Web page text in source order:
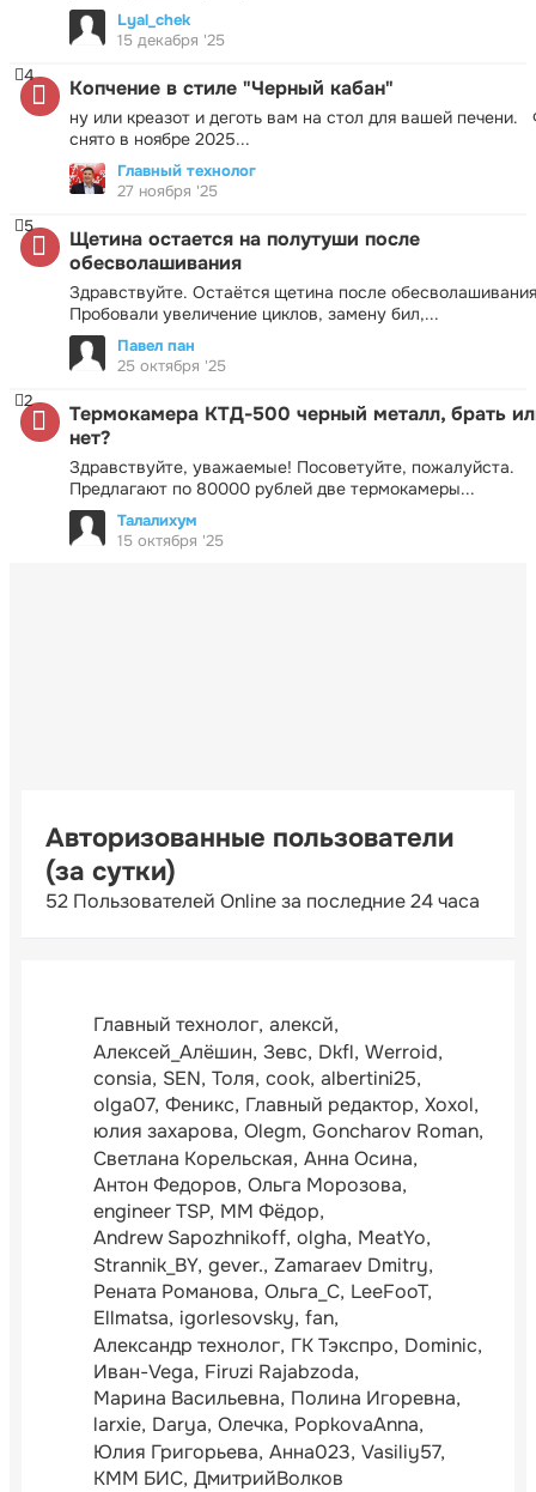
Lyal_chek
15 декабря '25
Копчение в стиле "Черный кабан"
ну или креазот и деготь вам на стол для вашей печени.
снято в ноябре 2025...
4
Главный технолог
27 ноября '25
Щетина остается на полутуши после
обесволашивания
Здравствуйте. Остаётся щетина после
Пробовали увеличение циклов, замену бил,...
5
Павел пан
25 октября '25
Термокамера КТД-500 черный металл, брать
нет?
Здравствуйте, уважаемые! Посоветуйте, пожалуйста.
Предлагают по 80000 рублей две термокамеры...
2
Талалихум
15 октября '25
Авторизованные пользователи
(за сутки)
52 Пользователей Online за последние 24 часа
Главный технолог алексй
Алексей_Алёшин Зевс Dkfl Werroid
consia SEN Толя cook albertini25
olga07 Феникс Главный редактор Xoxol
юлия захарова Olegm Goncharov Roman
Светлана Корельская Анна Осина
Антон Федоров Ольга Морозова
engineer TSP ММ Фёдор
Andrew Sapozhnikoff olgha MeatYo
Strannik_BY gever. Zamaraev Dmitry
Рената Романова Ольга_С LeeFooT
Ellmatsa igorlesovsky fan
Александр технолог ГК Тэкспро Dominic
Иван-Vega Firuzi Rajabzoda
Марина Васильевна Полина Игоревна
larxie Darya Олечка PopkovaAnna
Юлия Григорьева Анна023 Vasiliy57
КММ БИС ДмитрийВолков